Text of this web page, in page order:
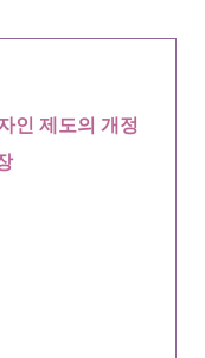
인 제도의 개정